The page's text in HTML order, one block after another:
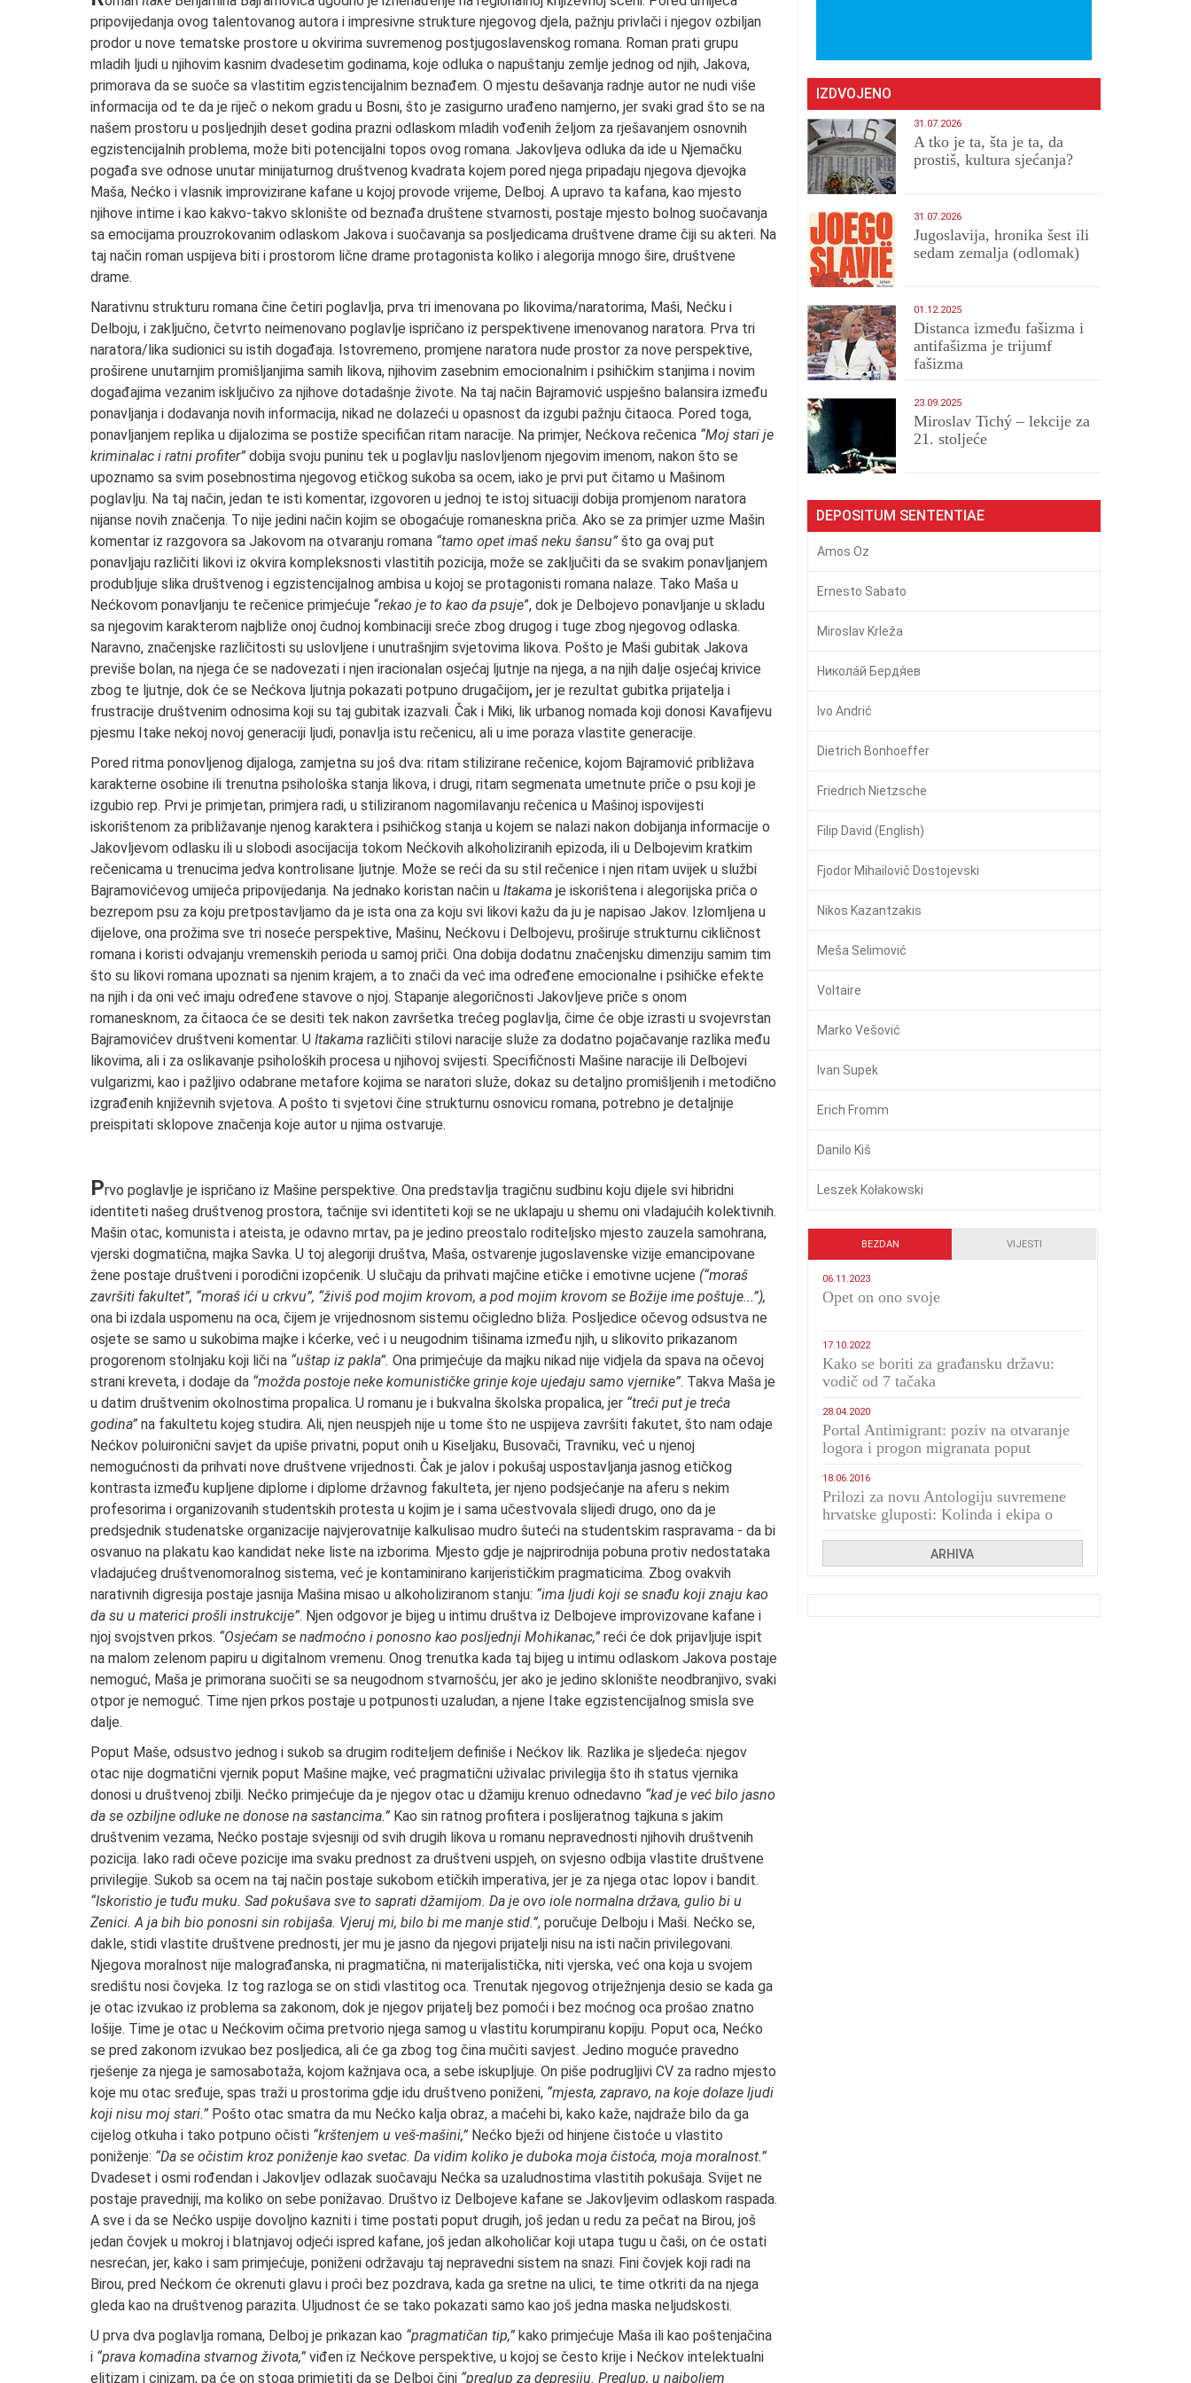
pripovijedanja ovog talentovanog autora i impresivne strukture njegovog djela, pažnju privlači i njegov ozbiljan
prodor u nove tematske prostore u okvirima suvremenog postjugoslavenskog romana. Roman prati grupu
mladih ljudi u njihovim kasnim dvadesetim godinama, koje odluka o napuštanju zemlje jednog od njih, Jakova,
primorava da se suoče sa vlastitim egzistencijalnim beznađem. O mjestu dešavanja radnje autor ne nudi više
informacija od te da je riječ o nekom gradu u Bosni, što je zasigurno urađeno namjerno, jer svaki grad što se na
našem prostoru u posljednjih deset godina prazni odlaskom mladih vođenih željom za rješavanjem osnovnih
egzistencijalnih problema, može biti potencijalni topos ovog romana. Jakovljeva odluka da ide u Njemačku
pogađa sve odnose unutar minijaturnog društvenog kvadrata kojem pored njega pripadaju njegova djevojka
Maša, Nećko i vlasnik improvizirane kafane u kojoj provode vrijeme, Delboj. A upravo ta kafana, kao mjesto
njihove intime i kao kakvo-takvo sklonište od beznađa društene stvarnosti, postaje mjesto bolnog suočavanja
sa emocijama prouzrokovanim odlaskom Jakova i suočavanja sa posljedicama društvene drame čiji su akteri. Na
taj način roman uspijeva biti i prostorom lične drame protagonista koliko i alegorija mnogo šire, društvene
drame.
Narativnu strukturu romana čine četiri poglavlja, prva tri imenovana po likovima/naratorima, Maši, Nećku i
Delboju, i zaključno, četvrto neimenovano poglavlje ispričano iz perspektivene imenovanog naratora. Prva tri
naratora/lika sudionici su istih događaja. Istovremeno, promjene naratora nude prostor za nove perspektive,
proširene unutarnjim promišljanjima samih likova, njihovim zasebnim emocionalnim i psihičkim stanjima i novim
događajima vezanim isključivo za njihove dotadašnje živote. Na taj način Bajramović uspješno balansira između
ponavljanja i dodavanja novih informacija, nikad ne dolazeći u opasnost da izgubi pažnju čitaoca. Pored toga,
ponavljanjem replika u dijalozima se postiže specifičan ritam naracije. Na primjer, Nećkova rečenica “Moj stari je
kriminalac i ratni profiter” dobija svoju puninu tek u poglavlju naslovljenom njegovim imenom, nakon što se
upoznamo sa svim posebnostima njegovog etičkog sukoba sa ocem, iako je prvi put čitamo u Mašinom
poglavlju. Na taj način, jedan te isti komentar, izgovoren u jednoj te istoj situaciji dobija promjenom naratora
nijanse novih značenja. To nije jedini način kojim se obogaćuje romaneskna priča. Ako se za primjer uzme Mašin
komentar iz razgovora sa Jakovom na otvaranju romana “tamo opet imaš neku šansu” što ga ovaj put
ponavljaju različiti likovi iz okvira kompleksnosti vlastitih pozicija, može se zaključiti da se svakim ponavljanjem
produbljuje slika društvenog i egzistencijalnog ambisa u kojoj se protagonisti romana nalaze. Tako Maša u
Nećkovom ponavljanju te rečenice primjećuje “rekao je to kao da psuje”, dok je Delbojevo ponavljanje u skladu
sa njegovim karakterom najbliže onoj čudnoj kombinaciji sreće zbog drugog i tuge zbog njegovog odlaska.
Naravno, značenjske različitosti su uslovljene i unutrašnjim svjetovima likova. Pošto je Maši gubitak Jakova
previše bolan, na njega će se nadovezati i njen iracionalan osjećaj ljutnje na njega, a na njih dalje osjećaj krivice
zbog te ljutnje, dok će se Nećkova ljutnja pokazati potpuno drugačijom, jer je rezultat gubitka prijatelja i
frustracije društvenim odnosima koji su taj gubitak izazvali. Čak i Miki, lik urbanog nomada koji donosi Kavafijevu
pjesmu Itake nekoj novoj generaciji ljudi, ponavlja istu rečenicu, ali u ime poraza vlastite generacije.
Pored ritma ponovljenog dijaloga, zamjetna su još dva: ritam stilizirane rečenice, kojom Bajramović približava
karakterne osobine ili trenutna psihološka stanja likova, i drugi, ritam segmenata umetnute priče o psu koji je
izgubio rep. Prvi je primjetan, primjera radi, u stiliziranom nagomilavanju rečenica u Mašinoj ispovijesti
iskorištenom za približavanje njenog karaktera i psihičkog stanja u kojem se nalazi nakon dobijanja informacije o
Jakovljevom odlasku ili u slobodi asocijacija tokom Nećkovih alkoholiziranih epizoda, ili u Delbojevim kratkim
rečenicama u trenucima jedva kontrolisane ljutnje. Može se reći da su stil rečenice i njen ritam uvijek u službi
Bajramovićevog umijeća pripovijedanja. Na jednako koristan način u Itakama je iskorištena i alegorijska priča o
bezrepom psu za koju pretpostavljamo da je ista ona za koju svi likovi kažu da ju je napisao Jakov. Izlomljena u
dijelove, ona prožima sve tri noseće perspektive, Mašinu, Nećkovu i Delbojevu, proširuje strukturnu cikličnost
romana i koristi odvajanju vremenskih perioda u samoj priči. Ona dobija dodatnu značenjsku dimenziju samim tim
što su likovi romana upoznati sa njenim krajem, a to znači da već ima određene emocionalne i psihičke efekte
na njih i da oni već imaju određene stavove o njoj. Stapanje alegoričnosti Jakovljeve priče s onom
romanesknom, za čitaoca će se desiti tek nakon završetka trećeg poglavlja, čime će obje izrasti u svojevrstan
Bajramovićev društveni komentar. U Itakama različiti stilovi naracije služe za dodatno pojačavanje razlika među
likovima, ali i za oslikavanje psiholoških procesa u njihovoj svijesti. Specifičnosti Mašine naracije ili Delbojevi
vulgarizmi, kao i pažljivo odabrane metafore kojima se naratori služe, dokaz su detaljno promišljenih i metodično
izgrađenih književnih svjetova. A pošto ti svjetovi čine strukturnu osnovicu romana, potrebno je detaljnije
preispitati sklopove značenja koje autor u njima ostvaruje.
Prvo poglavlje je ispričano iz Mašine perspektive. Ona predstavlja tragičnu sudbinu koju dijele svi hibridni
identiteti našeg društvenog prostora, tačnije svi identiteti koji se ne uklapaju u shemu oni vladajućih kolektivnih.
Mašin otac, komunista i ateista, je odavno mrtav, pa je jedino preostalo roditeljsko mjesto zauzela samohrana,
vjerski dogmatična, majka Savka. U toj alegoriji društva, Maša, ostvarenje jugoslavenske vizije emancipovane
žene postaje društveni i porodični izopćenik. U slučaju da prihvati majčine etičke i emotivne ucjene (“moraš
završiti fakultet”, “moraš ići u crkvu”, “živiš pod mojim krovom, a pod mojim krovom se Božije ime poštuje...”),
ona bi izdala uspomenu na oca, čijem je vrijednosnom sistemu očigledno bliža. Posljedice očevog odsustva ne
osjete se samo u sukobima majke i kćerke, već i u neugodnim tišinama između njih, u slikovito prikazanom
progorenom stolnjaku koji liči na “uštap iz pakla”. Ona primjećuje da majku nikad nije vidjela da spava na očevoj
strani kreveta, i dodaje da “možda postoje neke komunističke grinje koje ujedaju samo vjernike”. Takva Maša je
u datim društvenim okolnostima propalica. U romanu je i bukvalna školska propalica, jer “treći put je treća
godina” na fakultetu kojeg studira. Ali, njen neuspjeh nije u tome što ne uspijeva završiti fakutet, što nam odaje
Nećkov poluironični savjet da upiše privatni, poput onih u Kiseljaku, Busovači, Travniku, već u njenoj
nemogućnosti da prihvati nove društvene vrijednosti. Čak je jalov i pokušaj uspostavljanja jasnog etičkog
kontrasta između kupljene diplome i diplome državnog fakulteta, jer njeno podsjećanje na aferu s nekim
profesorima i organizovanih studentskih protesta u kojim je i sama učestvovala slijedi drugo, ono da je
predsjednik studenatske organizacije najvjerovatnije kalkulisao mudro šuteći na studentskim raspravama - da bi
osvanuo na plakatu kao kandidat neke liste na izborima. Mjesto gdje je najprirodnija pobuna protiv nedostataka
vladajućeg društvenomoralnog sistema, već je kontaminirano karijerističkim pragmaticima. Zbog ovakvih
narativnih digresija postaje jasnija Mašina misao u alkoholiziranom stanju: “ima ljudi koji se snađu koji znaju kao
da su u materici prošli instrukcije”. Njen odgovor je bijeg u intimu društva iz Delbojeve improvizovane kafane i
njoj svojstven prkos. “Osjećam se nadmoćno i ponosno kao posljednji Mohikanac,” reći će dok prijavljuje ispit
na malom zelenom papiru u digitalnom vremenu. Onog trenutka kada taj bijeg u intimu odlaskom Jakova postaje
nemoguć, Maša je primorana suočiti se sa neugodnom stvarnošću, jer ako je jedino sklonište neodbranjivo, svaki
otpor je nemoguć. Time njen prkos postaje u potpunosti uzaludan, a njene Itake egzistencijalnog smisla sve
dalje.
Poput Maše, odsustvo jednog i sukob sa drugim roditeljem definiše i Nećkov lik. Razlika je sljedeća: njegov
otac nije dogmatični vjernik poput Mašine majke, već pragmatični uživalac privilegija što ih status vjernika
donosi u društvenoj zbilji. Nećko primjećuje da je njegov otac u džamiju krenuo odnedavno “kad je već bilo jasno
da se ozbiljne odluke ne donose na sastancima.” Kao sin ratnog profitera i poslijeratnog tajkuna s jakim
društvenim vezama, Nećko postaje svjesniji od svih drugih likova u romanu nepravednosti njihovih društvenih
pozicija. Iako radi očeve pozicije ima svaku prednost za društveni uspjeh, on svjesno odbija vlastite društvene
privilegije. Sukob sa ocem na taj način postaje sukobom etičkih imperativa, jer je za njega otac lopov i bandit.
“Iskoristio je tuđu muku. Sad pokušava sve to saprati džamijom. Da je ovo iole normalna država, gulio bi u
Zenici. A ja bih bio ponosni sin robijaša. Vjeruj mi, bilo bi me manje stid.”, poručuje Delboju i Maši. Nećko se,
dakle, stidi vlastite društvene prednosti, jer mu je jasno da njegovi prijatelji nisu na isti način privilegovani.
Njegova moralnost nije malograđanska, ni pragmatična, ni materijalistička, niti vjerska, već ona koja u svojem
središtu nosi čovjeka. Iz tog razloga se on stidi vlastitog oca. Trenutak njegovog otriježnjenja desio se kada ga
je otac izvukao iz problema sa zakonom, dok je njegov prijatelj bez pomoći i bez moćnog oca prošao znatno
lošije. Time je otac u Nećkovim očima pretvorio njega samog u vlastitu korumpiranu kopiju. Poput oca, Nećko
se pred zakonom izvukao bez posljedica, ali će ga zbog tog čina mučiti savjest. Jedino moguće pravedno
rješenje za njega je samosabotaža, kojom kažnjava oca, a sebe iskupljuje. On piše podrugljivi CV za radno mjesto
koje mu otac sređuje, spas traži u prostorima gdje idu društveno poniženi, “mjesta, zapravo, na koje dolaze ljudi
koji nisu moj stari.” Pošto otac smatra da mu Nećko kalja obraz, a maćehi bi, kako kaže, najdraže bilo da ga
cijelog otkuha i tako potpuno očisti “krštenjem u veš-mašini,” Nećko bježi od hinjene čistoće u vlastito
poniženje: “Da se očistim kroz poniženje kao svetac. Da vidim koliko je duboka moja čistoća, moja moralnost.”
Dvadeset i osmi rođendan i Jakovljev odlazak suočavaju Nećka sa uzaludnostima vlastitih pokušaja. Svijet ne
postaje pravedniji, ma koliko on sebe ponižavao. Društvo iz Delbojeve kafane se Jakovljevim odlaskom raspada.
A sve i da se Nećko uspije dovoljno kazniti i time postati poput drugih, još jedan u redu za pečat na Birou, još
jedan čovjek u mokroj i blatnjavoj odjeći ispred kafane, još jedan alkoholičar koji utapa tugu u čaši, on će ostati
nesrećan, jer, kako i sam primjećuje, poniženi održavaju taj nepravedni sistem na snazi. Fini čovjek koji radi na
Birou, pred Nećkom će okrenuti glavu i proći bez pozdrava, kada ga sretne na ulici, te time otkriti da na njega
gleda kao na društvenog parazita. Uljudnost će se tako pokazati samo kao još jedna maska neljudskosti.
U prva dva poglavlja romana, Delboj je prikazan kao “pragmatičan tip,” kako primjećuje Maša ili kao poštenjačina
i “prava komadina stvarnog života,” viđen iz Nećkove perspektive, u kojoj se često krije i Nećkov intelektualni
elitizam i cinizam, pa će on stoga primjetiti da se Delboj čini “preglup za depresiju. Preglup, u najboljem
IZDVOJENO
31.07.2026
A tko je ta, šta je ta, da
prostiš, kultura sjećanja?
31.07.2026
Jugoslavija, hronika šest ili
sedam zemalja (odlomak)
01.12.2025
Distanca između fašizma i
antifašizma je trijumf
fašizma
23.09.2025
Miroslav Tichý – lekcije za
21. stoljeće
DEPOSITUM SENTENTIAE
Amos Oz
Ernesto Sabato
Miroslav Krleža
Никола́й Бердя́ев
Ivo Andrić
Dietrich Bonhoeffer
Friedrich Nietzsche
Filip David (English)
Fjodor Mihailovič Dostojevski
Nikos Kazantzakis
Meša Selimović
Voltaire
Marko Vešović
Ivan Supek
Erich Fromm
Danilo Kiš
Leszek Kołakowski
BEZDAN VIJESTI
06.11.2023
​Opet on ono svoje
17.10.2022
Kako se boriti za građansku državu:
vodič od 7 tačaka
28.04.2020
Portal Antimigrant: poziv na otvaranje
logora i progon migranata poput
18.06.2016
Prilozi za novu Antologiju suvremene
hrvatske gluposti: Kolinda i ekipa o
ARHIVA